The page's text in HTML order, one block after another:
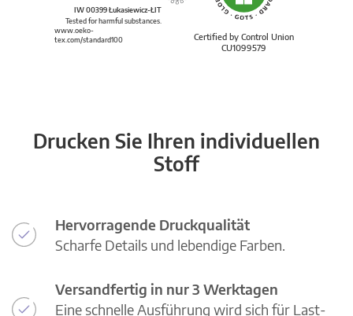
Certified by Control Union
CU1099579
IW 00399 Łukasiewicz-ŁIT
Tested for harmful substances.
www.oeko-
tex.com/standard100
Drucken Sie Ihren individuellen
Stoff
Hervorragende Druckqualität
Scharfe Details und lebendige Farben.
Versandfertig in nur 3 Werktagen
Eine schnelle Ausführung wird sich für Last-